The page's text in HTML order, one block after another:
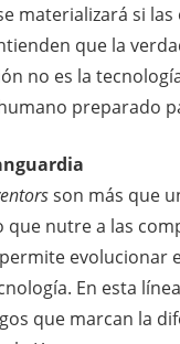
materializará si las
que la
no es la
preparado
son más que
que nutre a las
evolucionar
En esta
que marcan la